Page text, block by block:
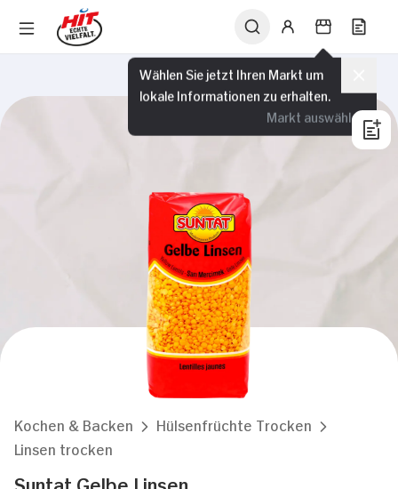
Wählen Sie jetzt Ihren Markt um
lokale Informationen zu erhalten.
Markt auswählen
Kochen & Backen
Hülsenfrüchte Trocken
Linsen trocken
Suntat Gelbe Linsen